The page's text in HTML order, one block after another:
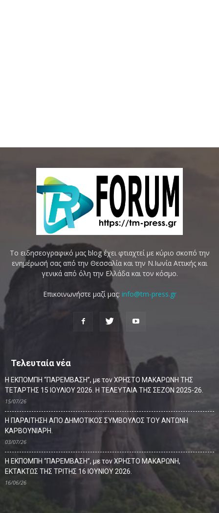
Το ειδησεογραφικό μας blog έχει φτιαχτεί με κύριο σκοπό την
ενημέρωσή σας από την Θεσσαλία και την Ν.Ιωνία Αττικής και
γενικά από όλη την Ελλάδα και τον κόσμο.
Επικοινωνήστε μαζί μας: info@tm-press.gr
Τελευταία νέα
Η ΕΚΠΟΜΠΗ “ΠΑΡΕΜΒΑΣΗ”, με τον ΧΡΗΣΤΟ ΜΑΚΑΡΩΝΗ ΤΗΣ
ΤΕΤΑΡΤΗΣ 15 ΙΟΥΛΙΟΥ 2026. Η ΤΕΛΕΥΤΑΙΑ ΤΗΣ ΣΕΖΟΝ 2025-26.
15/07/26
Η ΠΑΡΑΙΤΗΣΗ ΑΠΟ ΔΗΜΟΤΙΚΟΣ ΣΥΜΒΟΥΛΟΣ ΤΟΥ ΑΝΤΩΝΗ
ΚΑΡΒΟΥΝΙΑΡΗ.
03/07/26
Η ΕΚΠΟΜΠΗ “ΠΑΡΕΜΒΑΣΗ”, με τον ΧΡΗΣΤΟ ΜΑΚΑΡΩΝΗ,
ΕΚΤΑΚΤΩΣ ΤΗΣ ΤΡΙΤΗΣ 16 ΙΟΥΝΙΟΥ 2026.
16/06/26